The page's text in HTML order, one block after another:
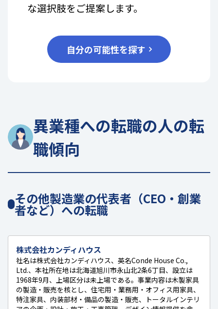
な選択肢をご提案します。
自分の可能性を探す
異業種への転職の人の転
職傾向
その他製造業の代表者（CEO・創業
者など）への転職
株式会社カンディハウス
社名は株式会社カンディハウス、英名Conde House Co.,
Ltd.、本社所在地は北海道旭川市永山北2条6丁目、設立は
1968年9月、上場区分は未上場である。事業内容は木製家具
の製造・販売を核とし、住宅用・業務用・オフィス用家具、
特注家具、内装部材・備品の製造・販売、トータルインテリ